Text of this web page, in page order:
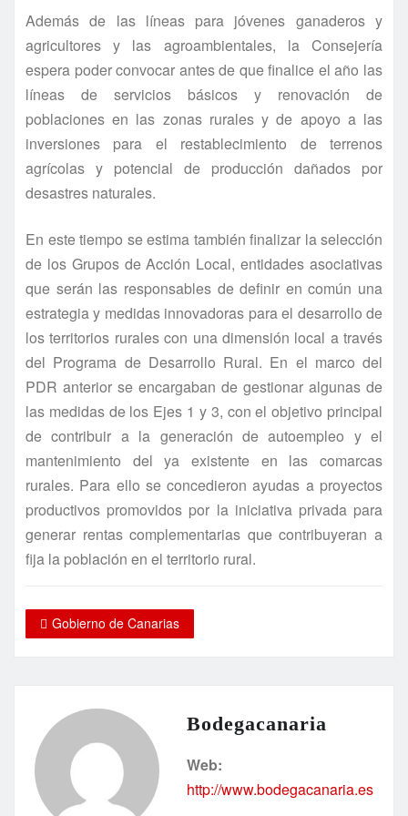
Además de las líneas para jóvenes ganaderos y
agricultores y las agroambientales, la Consejería
espera poder convocar antes de que finalice el año las
líneas de servicios básicos y renovación de
poblaciones en las zonas rurales y de apoyo a las
inversiones para el restablecimiento de terrenos
agrícolas y potencial de producción dañados por
desastres naturales.
En este tiempo se estima también finalizar la selección
de los Grupos de Acción Local, entidades asociativas
que serán las responsables de definir en común una
estrategia y medidas innovadoras para el desarrollo de
los territorios rurales con una dimensión local a través
del Programa de Desarrollo Rural. En el marco del
PDR anterior se encargaban de gestionar algunas de
las medidas de los Ejes 1 y 3, con el objetivo principal
de contribuir a la generación de autoempleo y el
mantenimiento del ya existente en las comarcas
rurales. Para ello se concedieron ayudas a proyectos
productivos promovidos por la iniciativa privada para
generar rentas complementarias que contribuyeran a
fija la población en el territorio rural.
Gobierno de Canarias
Bodegacanaria
Web:
http://www.bodegacanaria.es